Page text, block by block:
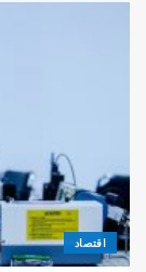
اقتصاد